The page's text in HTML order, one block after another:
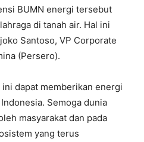
BUMN energi tersebut
di tanah air. Hal ini
Santoso, VP Corporate
(Persero).
dapat memberikan energi
Semoga dunia
masyarakat dan pada
yang terus